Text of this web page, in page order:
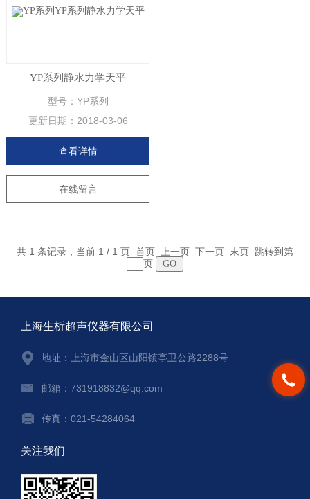
YP系列静水力学天平
型号：YP系列
更新日期： 2018-03-06
查看详情
在线留言
共 1 条记录，当前 1 / 1 页 首页 上一页 下一页 末页 跳转到第
页
上海生析超声仪器有限公司
地址：上海市金山区山阳镇亭卫公路2288号
邮箱：731918832@qq.com
传真：021-54284064
关注我们